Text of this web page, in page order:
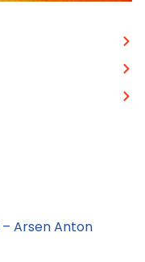
– Arsen Anton